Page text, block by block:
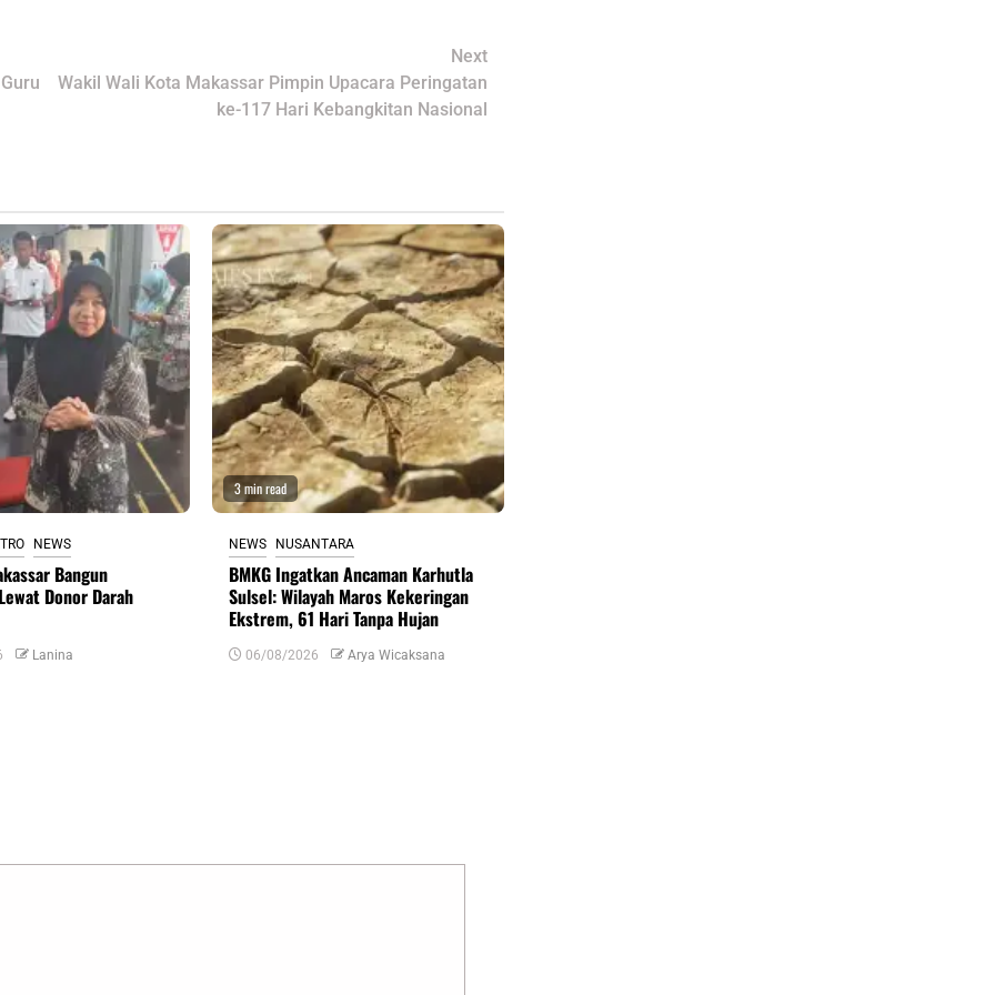
Next
Wakil Wali Kota Makassar Pimpin Upacara Peringatan
ke-117 Hari Kebangkitan Nasional
NEWS
Bangun
Donor Darah
Lanina
3 min read
NEWS NUSANTARA
BMKG Ingatkan Ancaman Karhutla
Sulsel: Wilayah Maros Kekeringan
Ekstrem, 61 Hari Tanpa Hujan
06/08/2026 Arya Wicaksana